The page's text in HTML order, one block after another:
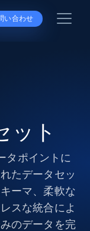
い合わせ
ット
タポイントに
たデータセッ
ーマ、柔軟な
スな統合によ
のデータを完